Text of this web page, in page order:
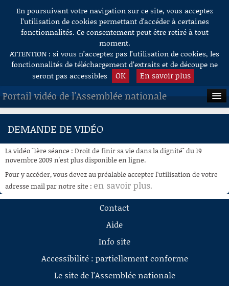
Aller au contenu
En poursuivant votre navigation sur ce site, vous acceptez
l’utilisation de cookies permettant d'accéder à certaines
fonctionnalités. Ce consentement peut être retiré à tout
moment.
ATTENTION : si vous n’acceptez pas l’utilisation de cookies, les
fonctionnalités de téléchargement d’extraits et de découpe ne
seront pas accessibles
OK En savoir plus
Portail vidéo de l'Assemblée nationale
ACCUEIL
À LA DEMANDE
RECHERCHE
AIDE À LA DÉCOUPE
DEMANDE DE VIDÉO
La vidéo "1ère séance : Droit de finir sa vie dans la dignité" du 19
novembre 2009 n'est plus disponible en ligne.
Pour y accéder, vous devez au préalable accepter l'utilisation de votre
adresse mail par notre site : en savoir plus.
Contact
Aide
Info site
Accessibilité : partiellement conforme
Le site de l'Assemblée nationale